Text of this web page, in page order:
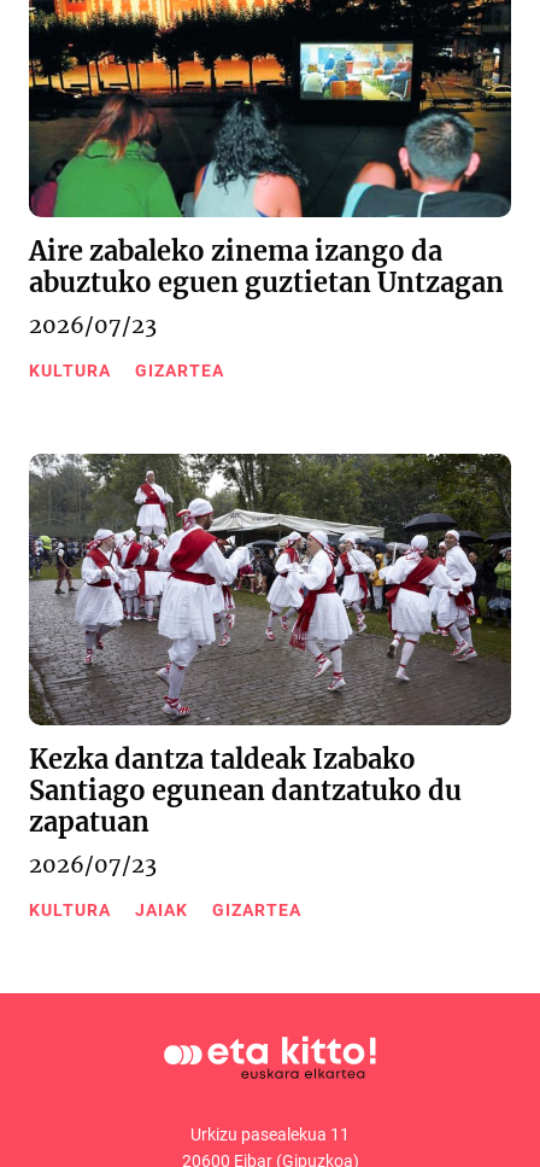
Aire zabaleko zinema izango da
abuztuko eguen guztietan Untzagan
2026/07/23
KULTURA GIZARTEA
Kezka dantza taldeak Izabako
Santiago egunean dantzatuko du
zapatuan
2026/07/23
KULTURA JAIAK GIZARTEA
Urkizu pasealekua 11
20600 Eibar (Gipuzkoa)